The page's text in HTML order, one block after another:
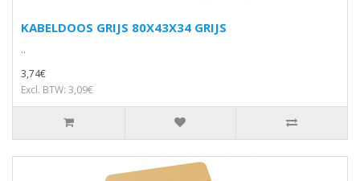
KABELDOOS GRIJS 80X43X34 GRIJS
..
3,74€
Excl. BTW: 3,09€